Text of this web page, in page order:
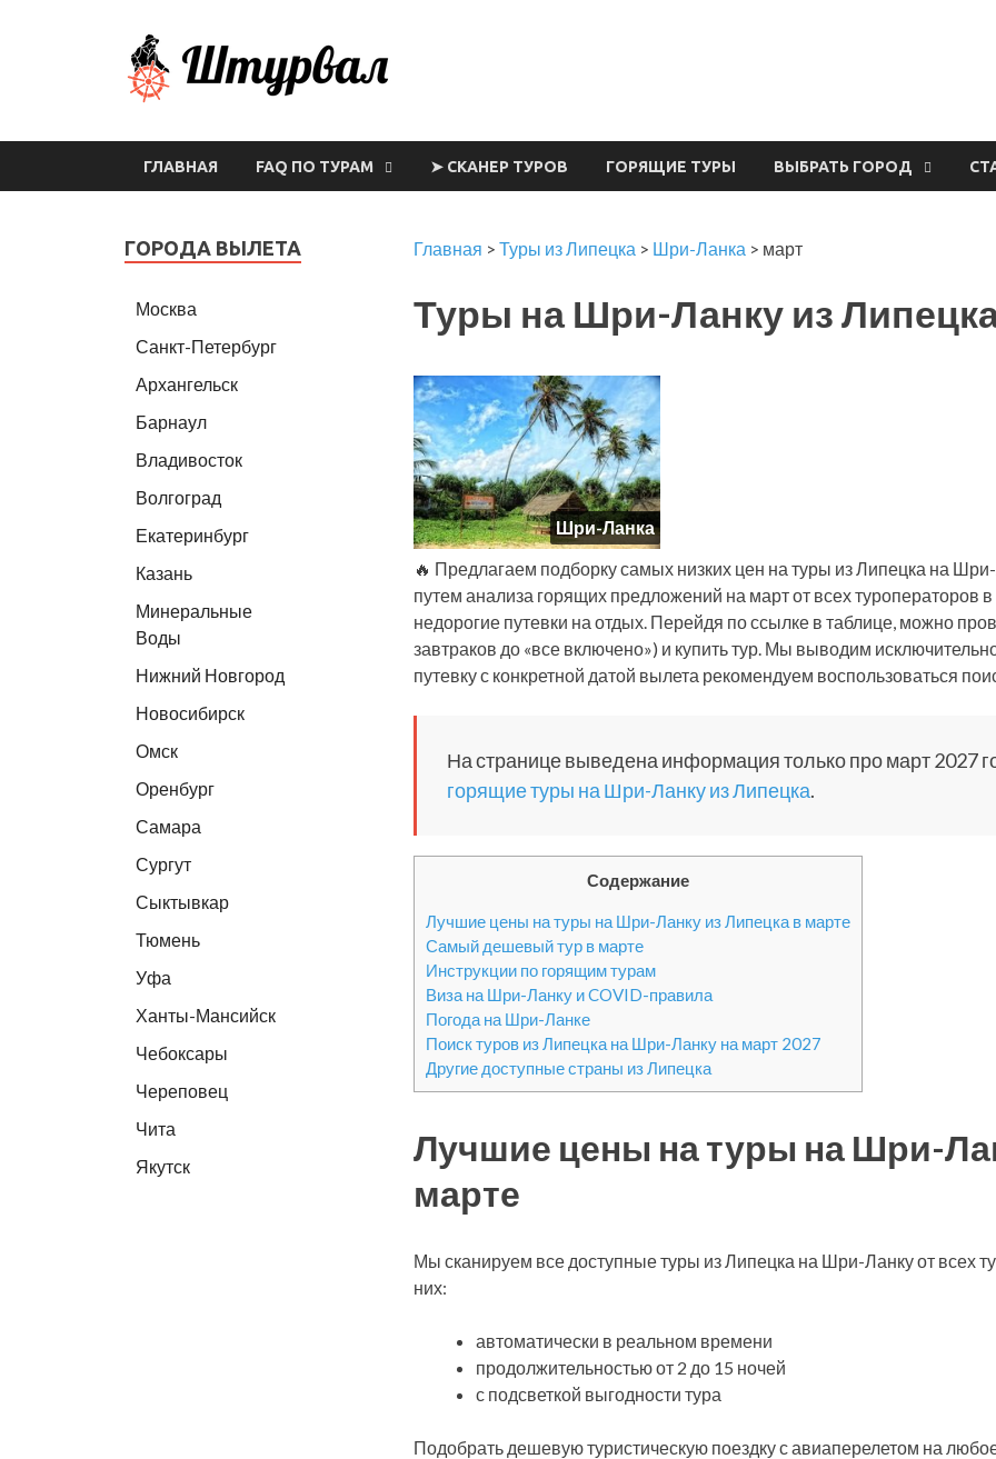
ГЛАВНАЯ FAQ ПО ТУРАМ ➤ СКАНЕР ТУРОВ ГОРЯЩИЕ ТУРЫ ВЫБРАТЬ ГОРОД
Главная > Туры из Липецка > Шри-Ланка > март
Туры на Шри-Ланку из
Шри-Ланка
🔥 Предлагаем подборку самых низких цен на туры из Липецка на
путем анализа горящих предложений на март от всех туроператоров
недорогие путевки на отдых. Перейдя по ссылке в таблице, можно
завтраков до «все включено») и купить тур. Мы выводим
путевку с конкретной датой вылета рекомендуем воспользоваться
На странице выведена информация только про март 2027
горящие туры на Шри-Ланку из Липецка.
Содержание
Лучшие цены на туры на Шри-Ланку из Липецка в марте
Самый дешевый тур в марте
Инструкции по горящим турам
Виза на Шри-Ланку и COVID-правила
Погода на Шри-Ланке
Поиск туров из Липецка на Шри-Ланку на март 2027
Другие доступные страны из Липецка
Лучшие цены на туры на Шри-
марте
Мы сканируем все доступные туры из Липецка на Шри-Ланку от всех
них:
автоматически в реальном времени
продолжительностью от 2 до 15 ночей
с подсветкой выгодности тура
Подобрать дешевую туристическую поездку с авиаперелетом на
ГОРОДА ВЫЛЕТА
Москва
Санкт-Петербург
Архангельск
Барнаул
Владивосток
Волгоград
Екатеринбург
Казань
Минеральные
Воды
Нижний Новгород
Новосибирск
Омск
Оренбург
Самара
Сургут
Сыктывкар
Тюмень
Уфа
Ханты-Мансийск
Чебоксары
Череповец
Чита
Якутск